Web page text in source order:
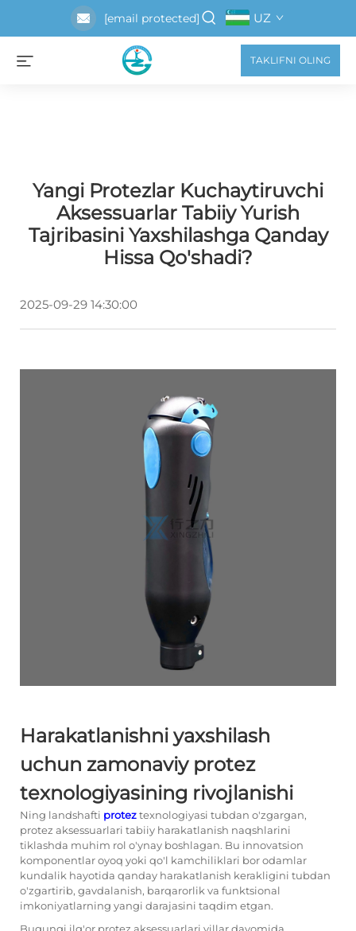
[email protected] UZ
TAKLIFNI OLING
Yangi Protezlar Kuchaytiruvchi
Aksessuarlar Tabiiy Yurish
Tajribasini Yaxshilashga Qanday
Hissa Qo'shadi?
2025-09-29 14:30:00
Harakatlanishni yaxshilash
uchun zamonaviy protez
texnologiyasining rivojlanishi
Ning landshafti proteztexnologiyasi tubdan o'zgargan,
protez aksessuarlari tabiiy harakatlanish naqshlarini
tiklashda muhim rol o'ynay boshlagan. Bu innovatsion
komponentlar oyoq yoki qo'l kamchiliklari bor odamlar
kundalik hayotida qanday harakatlanish kerakligini tubdan
o'zgartirib, gavdalanish, barqarorlik va funktsional
imkoniyatlarning yangi darajasini taqdim etgan.